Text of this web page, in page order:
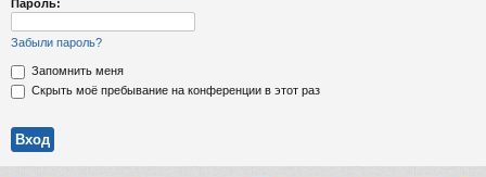
Пароль:
Забыли пароль?
Запомнить меня
Скрыть моё пребывание на конференции в этот раз